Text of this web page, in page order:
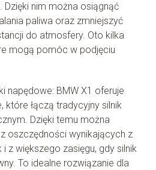
Dzięki nim można osiągnąć
paliwa oraz zmniejszyć
do atmosfery. Oto kilka
mogą pomóc w podjęciu
napędowe: BMW X1 oferuje
które łączą tradycyjny silnik
Dzięki temu można
oszczędności wynikających z
i z większego zasięgu, gdy silnik
To idealne rozwiązanie dla